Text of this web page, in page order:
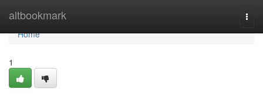
altbookmark
Home
Home
1